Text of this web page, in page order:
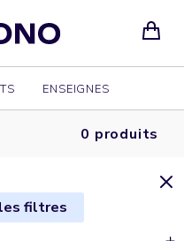
ENSEIGNES
0 produits
filtres